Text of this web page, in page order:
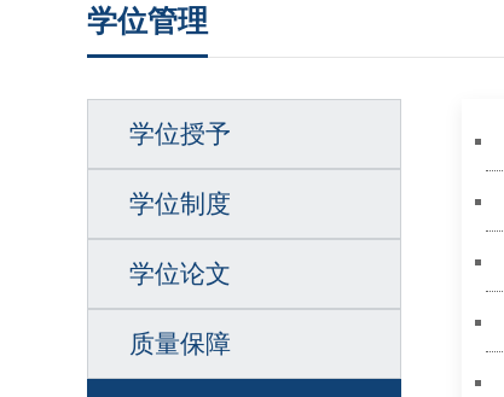
学位管理
学位授予
学位制度
学位论文
质量保障